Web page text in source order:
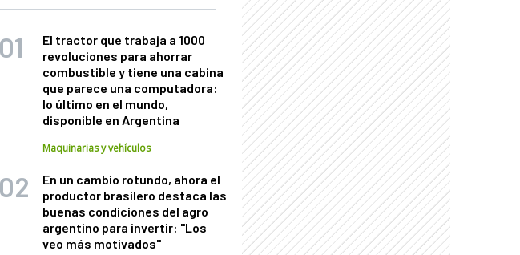
El tractor que trabaja a 1000
revoluciones para ahorrar
combustible y tiene una cabina
que parece una computadora:
lo último en el mundo,
disponible en Argentina
Maquinarias y vehículos
En un cambio rotundo, ahora el
productor brasilero destaca las
buenas condiciones del agro
argentino para invertir: "Los
veo más motivados"